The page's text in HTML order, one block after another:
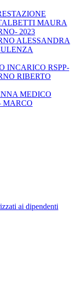
MAURA
2023
ALESSANDRA
INCARICO RSPP-
RIBERTO
MEDICO
MARCO
ai dipendenti